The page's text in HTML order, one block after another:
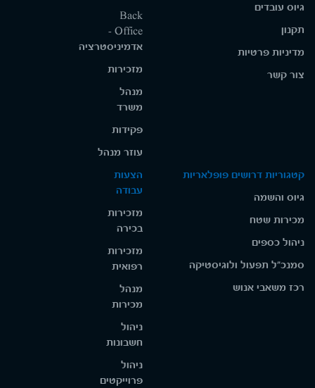
גיוס עובדים
תקנון
מדיניות פרטיות
צור קשר
Back
Office -
אדמיניסטרציה
מזכירות
מנהל
משרד
פקידות
עוזר מנהל
קטגוריות דרושים פופלאריות
גיוס והשמה
מכירות שטח
ניהול כספים
סמנכ"ל תפעול ולוגיסטיקה
רכז משאבי אנוש
הצעות
עבודה
מזכירות
בכירה
מזכירות
רפואית
מנהל
מכירות
ניהול
חשבונות
ניהול
פרוייקטים